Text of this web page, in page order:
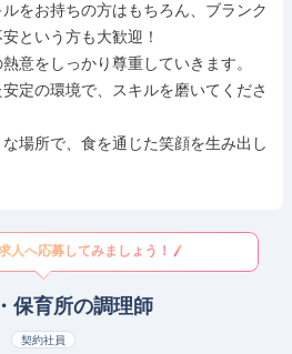
をお持ちの方はもちろん、ブランク
という方も大歓迎！
意をしっかり尊重していきます。
定の環境で、スキルを磨いてくださ
場所で、食を通じた笑顔を生み出し
人へ応募してみましょう！
保育所の調理師
契約社員